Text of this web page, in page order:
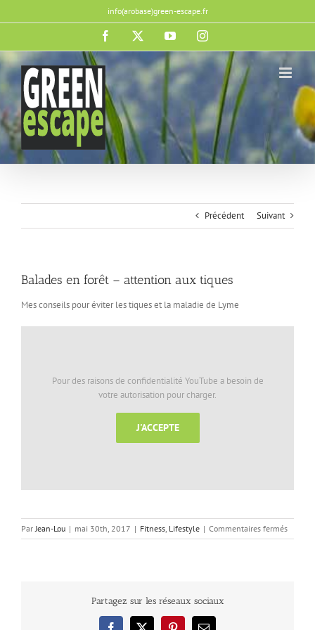
au
info(arobase)green-escape.fr
Facebook YouTubeInstagram
Précédent Suivant
Balades en forêt – attention aux tiques
Mes conseils pour éviter les tiques et la maladie de Lyme
Pour des raisons de confidentialité YouTube a besoin de
votre autorisation pour charger.
J'ACCEPTE
ParJean-Lou | mai 30th, 2017 | Fitness, Lifestyle | Commentaires ferméssur
Balades
Partagez sur les réseaux sociaux